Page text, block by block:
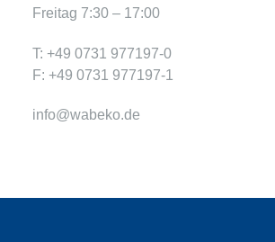
Freitag 7:30 – 17:00
T: +49 0731 977197-0
F: +49 0731 977197-1
info@wabeko.de